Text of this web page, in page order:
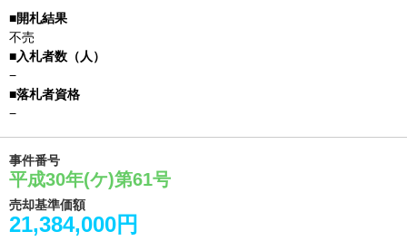
不売
−
−
事件番号
平成30年(ケ)第61号
売却基準価額
21,384,000円